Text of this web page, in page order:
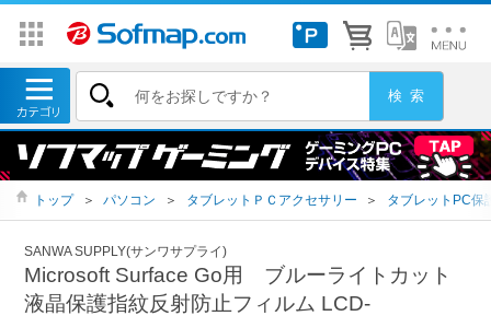
トップ ＞ パソコン ＞ タブレットＰＣアクセサリー ＞ タブレットPC保
SANWA SUPPLY(サンワサプライ)
Microsoft Surface Go用 ブルーライトカット
液晶保護指紋反射防止フィルム LCD-